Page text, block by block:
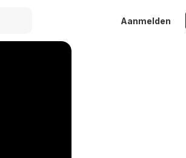
Aanmelden